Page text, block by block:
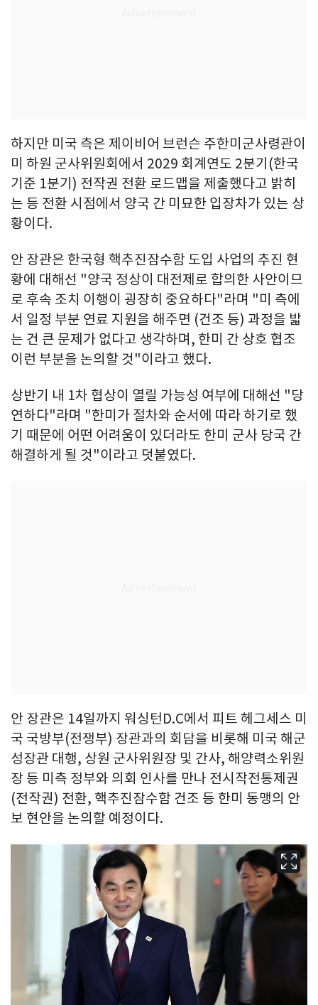
하지만 미국 측은 제이비어 브런슨 주한미군사령관이
미 하원 군사위원회에서 2029 회계연도 2분기(한국
기준 1분기) 전작권 전환 로드맵을 제출했다고 밝히
는 등 전환 시점에서 양국 간 미묘한 입장차가 있는 상
황이다.
안 장관은 한국형 핵추진잠수함 도입 사업의 추진 현
황에 대해선 "양국 정상이 대전제로 합의한 사안이므
로 후속 조치 이행이 굉장히 중요하다"라며 "미 측에
서 일정 부분 연료 지원을 해주면 (건조 등) 과정을 밟
는 건 큰 문제가 없다고 생각하며, 한미 간 상호 협조
이런 부분을 논의할 것"이라고 했다.
상반기 내 1차 협상이 열릴 가능성 여부에 대해선 "당
연하다"라며 "한미가 절차와 순서에 따라 하기로 했
기 때문에 어떤 어려움이 있더라도 한미 군사 당국 간
해결하게 될 것"이라고 덧붙였다.
안 장관은 14일까지 워싱턴D.C에서 피트 헤그세스 미
국 국방부(전쟁부) 장관과의 회담을 비롯해 미국 해군
성장관 대행, 상원 군사위원장 및 간사, 해양력소위원
장 등 미측 정부와 의회 인사를 만나 전시작전통제권
(전작권) 전환, 핵추진잠수함 건조 등 한미 동맹의 안
보 현안을 논의할 예정이다.